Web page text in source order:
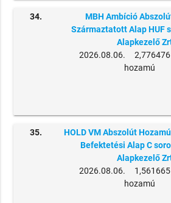
34.
MBH Ambíció
Származtatott Alap HUF
Alapkezelő
2026.08.06.
hozamú
35.
HOLD VM Abszolút
Befektetési Alap C
Alapkezelő
2026.08.06.
hozamú